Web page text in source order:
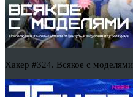
Хакер #324. Всякое с моделями